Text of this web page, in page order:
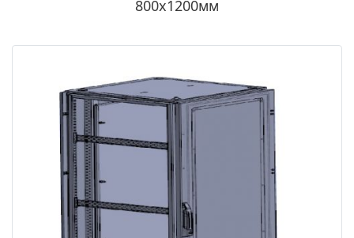
800х1200мм